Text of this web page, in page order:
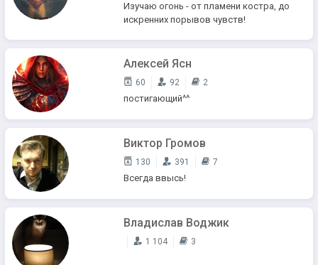
Изучаю огонь - от пламени костра, до
искренних порывов чувств!
Алексей Ясн
60 92 2
постигающий^^
Виктор Громов
130 391 7
Всегда ввысь!
Владислав Воджик
1 104 3